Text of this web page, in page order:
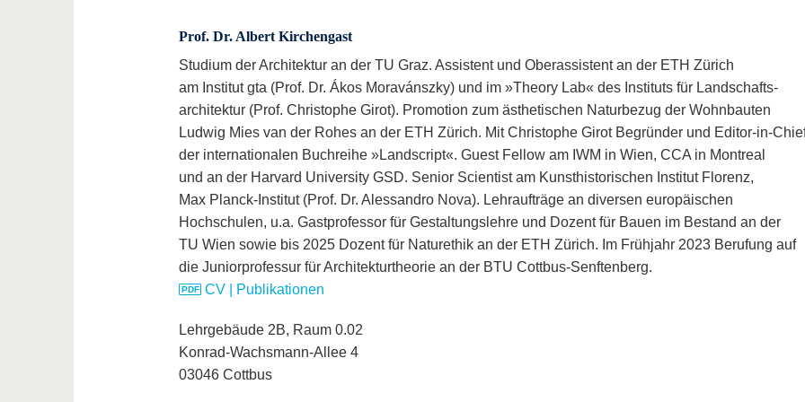
Prof. Dr. Albert Kirchengast
Studium der Architektur an der TU Graz. Assistent und Oberassistent an der ETH Zürich
am Institut gta (Prof. Dr. Ákos Moravánszky) und im »Theory Lab« des Instituts für Landschafts-
architektur (Prof. Christophe Girot). Promotion zum ästhetischen Naturbezug der Wohnbauten
Ludwig Mies van der Rohes an der ETH Zürich. Mit Christophe Girot Begründer und Editor-in-
der internationalen Buchreihe »Landscript«. Guest Fellow am IWM in Wien, CCA in Montreal
und an der Harvard University GSD. Senior Scientist am Kunsthistorischen Institut Florenz,
Max Planck-Institut (Prof. Dr. Alessandro Nova). Lehraufträge an diversen europäischen
Hochschulen, u.a. Gastprofessor für Gestaltungslehre und Dozent für Bauen im Bestand an der
TU Wien sowie bis 2025 Dozent für Naturethik an der ETH Zürich. Im Frühjahr 2023 Berufung auf
die Juniorprofessur für Architekturtheorie an der BTU Cottbus-Senftenberg.
CV | Publikationen
Lehrgebäude 2B, Raum 0.02
Konrad-Wachsmann-Allee 4
03046 Cottbus